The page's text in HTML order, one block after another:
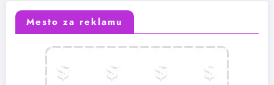
Mesto za reklamu